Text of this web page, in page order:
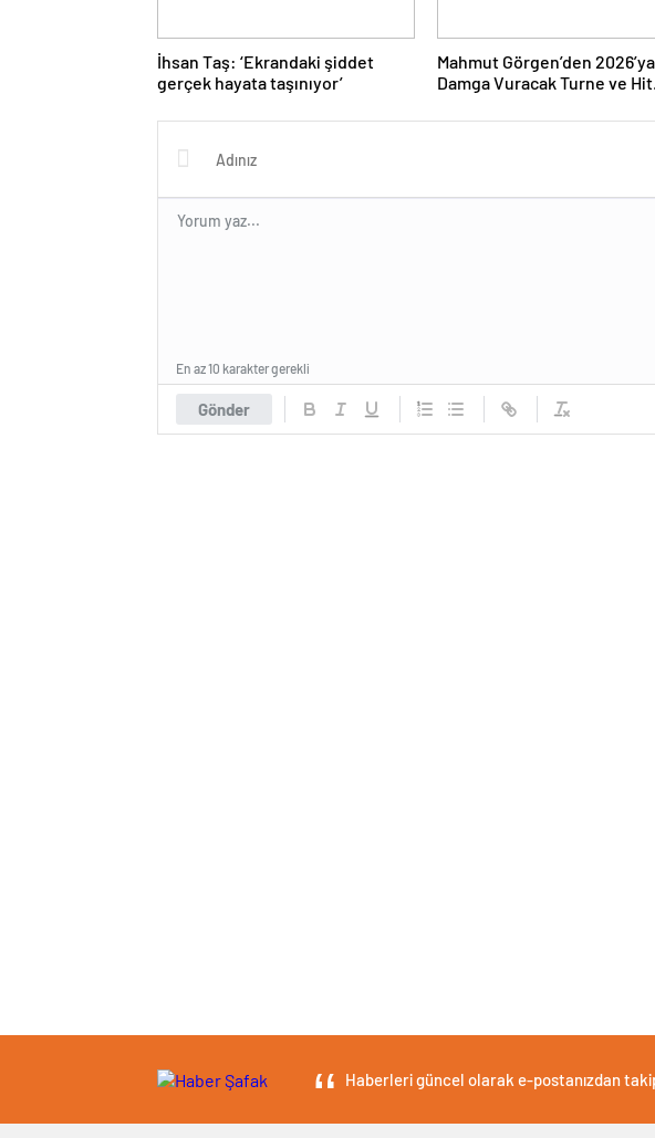
İhsan Taş: ‘Ekrandaki şiddet
gerçek hayata taşınıyor’
Mahmut Görgen’den 2026’ya
Damga Vuracak Turne ve Hit
Gönder
En az 10 karakter gerekli
Haberleri güncel olarak e-postanızdan